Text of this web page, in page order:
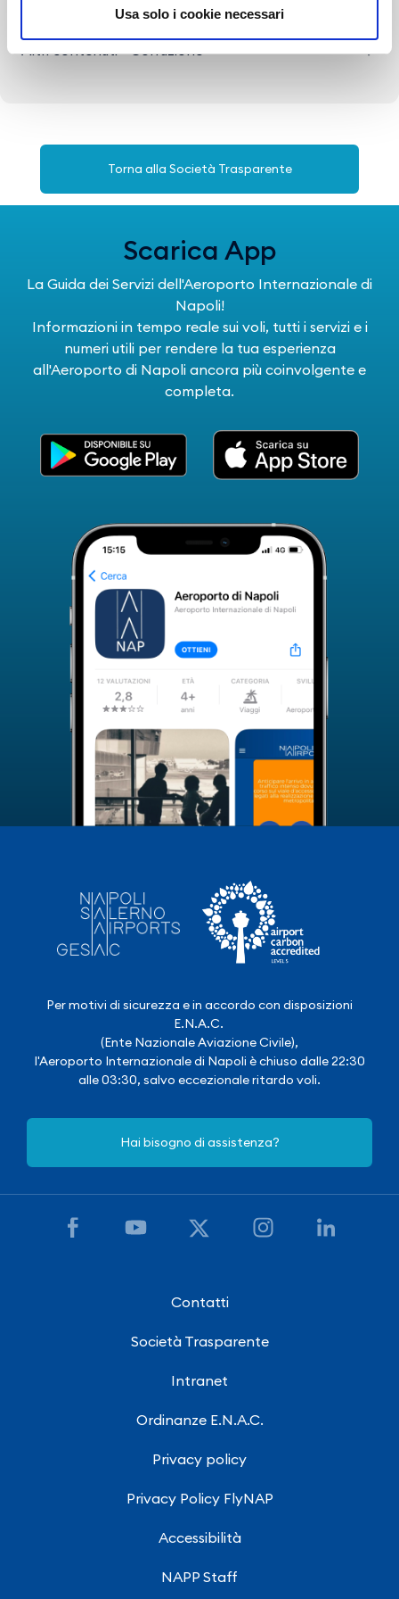
Usa solo i cookie necessari
Altri contenuti - Corruzione
Torna alla Società Trasparente
Scarica App
La Guida dei Servizi dell'Aeroporto Internazionale di
Napoli!
Informazioni in tempo reale sui voli, tutti i servizi e i
numeri utili per rendere la tua esperienza
all'Aeroporto di Napoli ancora più coinvolgente e
completa.
Per motivi di sicurezza e in accordo con disposizioni
E.N.A.C.
(Ente Nazionale Aviazione Civile),
l'Aeroporto Internazionale di Napoli è chiuso dalle 22:30
alle 03:30, salvo eccezionale ritardo voli.
Hai bisogno di assistenza?
Contatti
Società Trasparente
Intranet
Ordinanze E.N.A.C.
Privacy policy
Privacy Policy FlyNAP
Accessibilità
NAPP Staff